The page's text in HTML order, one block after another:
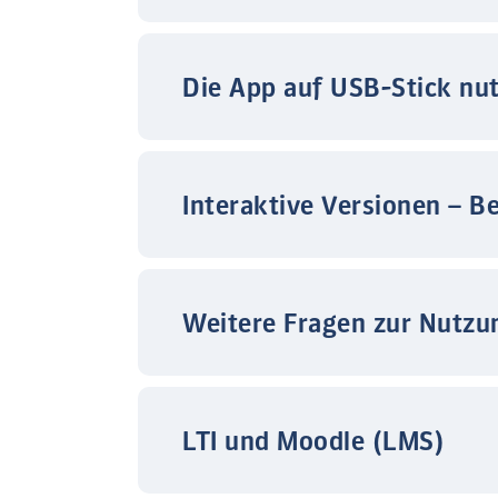
Die App auf USB-Stick
Interaktive Versionen –
Weitere Fragen zur
LTI und Moodle (LMS)